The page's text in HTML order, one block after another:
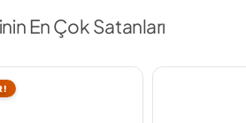
En Çok Satanları